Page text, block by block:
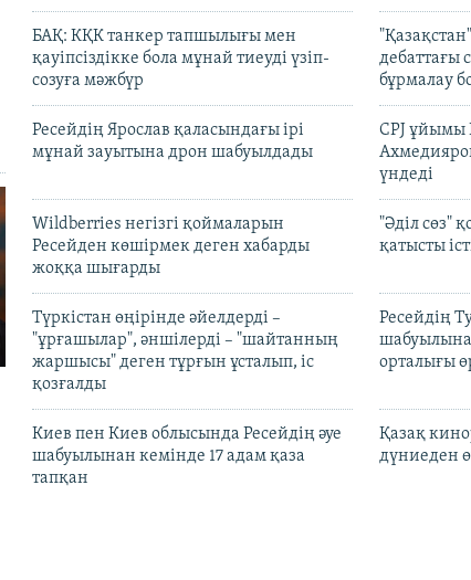
БАҚ: КҚК танкер тапшылығы мен
қауіпсіздікке бола мұнай тиеуді үзіп-
созуға мәжбүр
дебаттағы
бұрмалау
Ресейдің Ярослав қаласындағы ірі
мұнай зауытына дрон шабуылдады
CPJ ұйымы
үндеді
Wildberries негізгі қоймаларын
Ресейден көшірмек деген хабарды
жоққа шығарды
"Әділ сөз"
қатысты
Түркістан өңірінде әйелдерді –
"ұрғашылар", әншілерді – "шайтанның
жаршысы" деген тұрғын ұсталып, іс
қозғалды
Ресейдің
орталығы
Киев пен Киев облысында Ресейдің әуе
шабуылынан кемінде 17 адам қаза
тапқан
Қазақ
дүниеден